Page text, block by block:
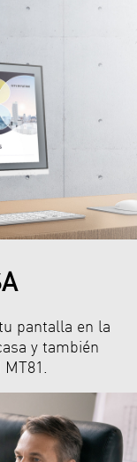
pantalla en la
y también